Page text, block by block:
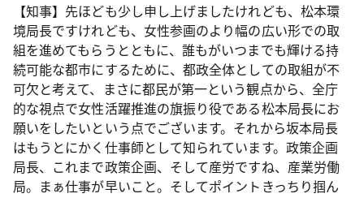
【知事】先ほども少し申し上げましたけれども、松本環
境局長ですけれども、女性参画のより幅の広い形での取
組を進めてもらうとともに、誰もがいつまでも輝ける持
続可能な都市にするために、都政全体としての取組が不
可欠と考えて、まさに都民が第一という観点から、全庁
的な視点で女性活躍推進の旗振り役である松本局長にお
願いをしたいという点でございます。それから坂本局長
はもうとにかく仕事師として知られています。政策企画
局長、これまで政策企画、そして産労ですね、産業労働
局。まぁ仕事が早いこと。そしてポイントきっちり掴ん